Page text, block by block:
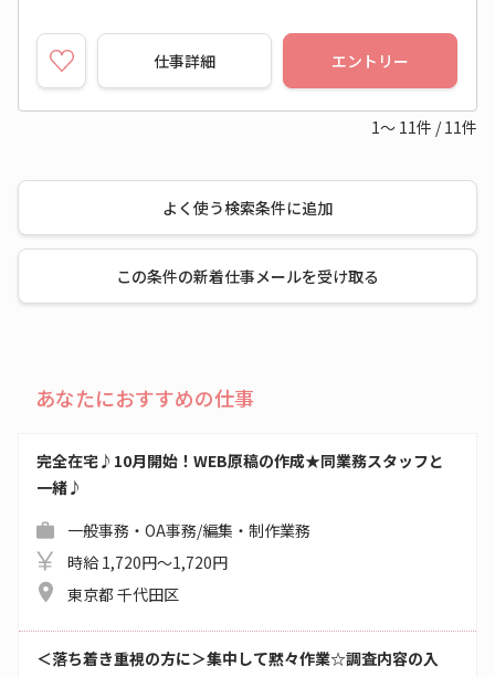
仕事詳細 エントリー
1～ 11件 / 11件
よく使う検索条件に追加
この条件の新着仕事メールを受け取る
あなたにおすすめの仕事
完全在宅♪10月開始！WEB原稿の作成★同業務スタッフと
一緒♪
一般事務・OA事務/編集・制作業務
時給 1,720円～1,720円
東京都 千代田区
＜落ち着き重視の方に＞集中して黙々作業☆調査内容の入